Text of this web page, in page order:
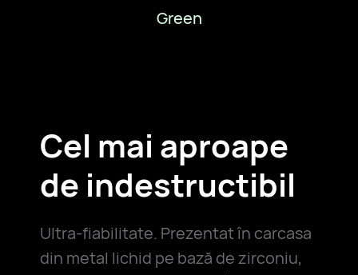
Green
Cel mai aproape
de indestructibil
Ultra-fiabilitate. Prezentat în carcasa
din metal lichid pe bază de zirconiu,